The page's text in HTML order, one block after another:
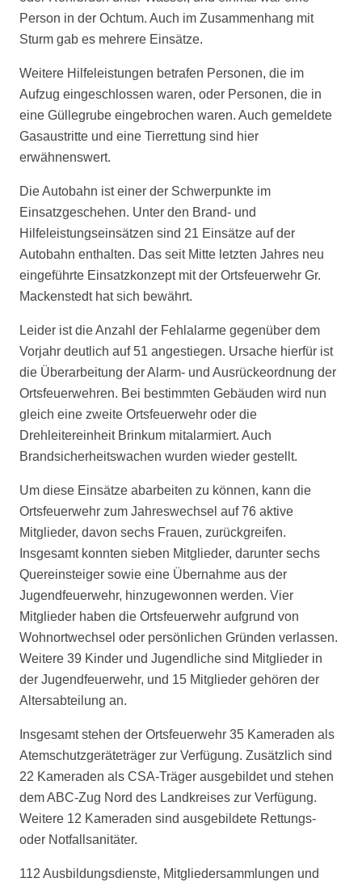
Person in der Ochtum. Auch im Zusammenhang mit
Sturm gab es mehrere Einsätze.
Weitere Hilfeleistungen betrafen Personen, die im
Aufzug eingeschlossen waren, oder Personen, die in
eine Güllegrube eingebrochen waren. Auch gemeldete
Gasaustritte und eine Tierrettung sind hier
erwähnenswert.
Die Autobahn ist einer der Schwerpunkte im
Einsatzgeschehen. Unter den Brand- und
Hilfeleistungseinsätzen sind 21 Einsätze auf der
Autobahn enthalten. Das seit Mitte letzten Jahres neu
eingeführte Einsatzkonzept mit der Ortsfeuerwehr Gr.
Mackenstedt hat sich bewährt.
Leider ist die Anzahl der Fehlalarme gegenüber dem
Vorjahr deutlich auf 51 angestiegen. Ursache hierfür ist
die Überarbeitung der Alarm- und Ausrückeordnung der
Ortsfeuerwehren. Bei bestimmten Gebäuden wird nun
gleich eine zweite Ortsfeuerwehr oder die
Drehleitereinheit Brinkum mitalarmiert. Auch
Brandsicherheitswachen wurden wieder gestellt.
Um diese Einsätze abarbeiten zu können, kann die
Ortsfeuerwehr zum Jahreswechsel auf 76 aktive
Mitglieder, davon sechs Frauen, zurückgreifen.
Insgesamt konnten sieben Mitglieder, darunter sechs
Quereinsteiger sowie eine Übernahme aus der
Jugendfeuerwehr, hinzugewonnen werden. Vier
Mitglieder haben die Ortsfeuerwehr aufgrund von
Wohnortwechsel oder persönlichen Gründen verlassen.
Weitere 39 Kinder und Jugendliche sind Mitglieder in
der Jugendfeuerwehr, und 15 Mitglieder gehören der
Altersabteilung an.
Insgesamt stehen der Ortsfeuerwehr 35 Kameraden als
Atemschutzgeräteträger zur Verfügung. Zusätzlich sind
22 Kameraden als CSA-Träger ausgebildet und stehen
dem ABC-Zug Nord des Landkreises zur Verfügung.
Weitere 12 Kameraden sind ausgebildete Rettungs-
oder Notfallsanitäter.
112 Ausbildungsdienste, Mitgliedersammlungen und